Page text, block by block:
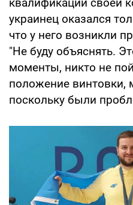
квалификации своей
украинец оказался
что у него возникли
"Не буду объяснять.
моменты, никто не
положение винтовки,
поскольку были